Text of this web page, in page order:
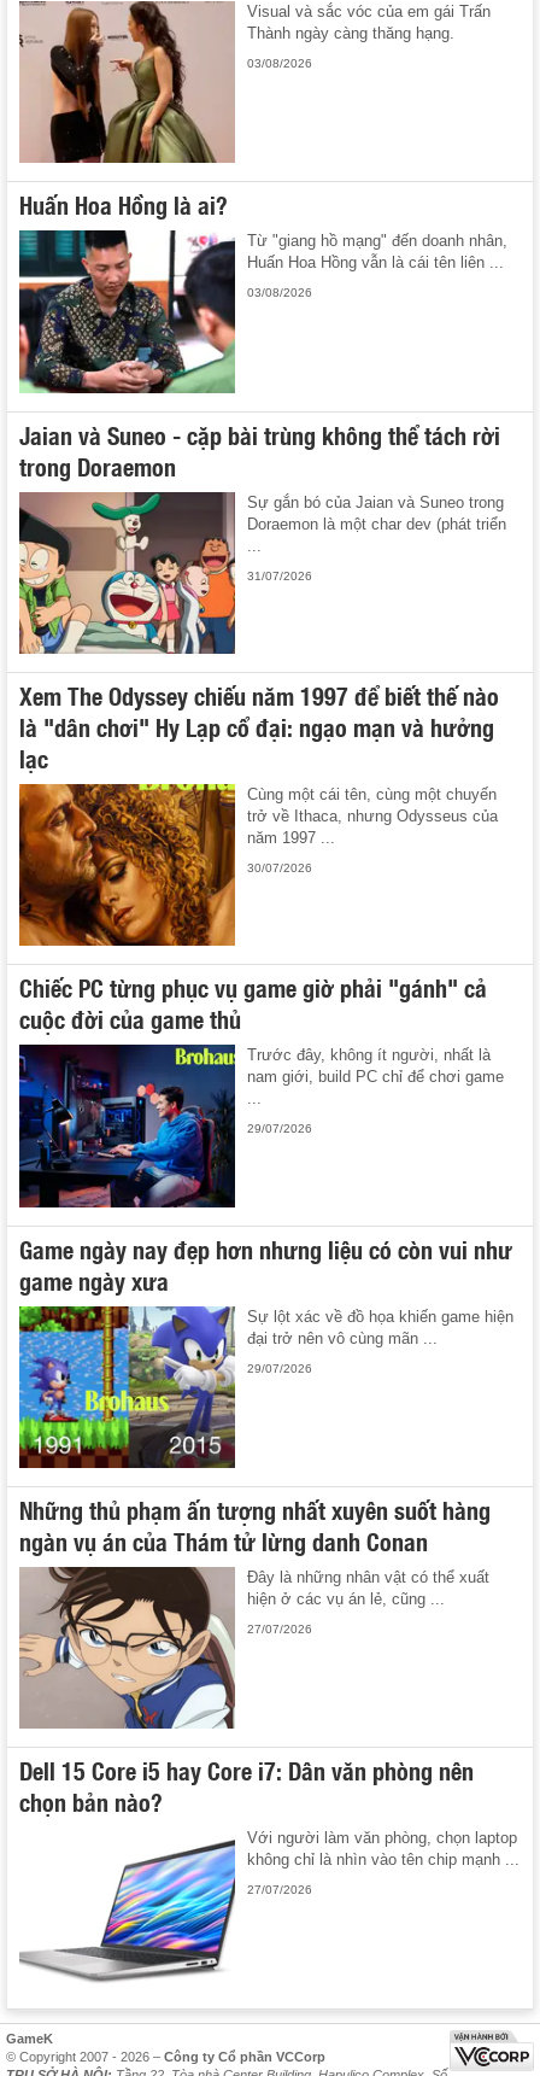
Visual và sắc vóc của em gái Trấn
Thành ngày càng thăng hạng.
03/08/2026
Huấn Hoa Hồng là ai?
Từ "giang hồ mạng" đến doanh nhân,
Huấn Hoa Hồng vẫn là cái tên liên ...
03/08/2026
Jaian và Suneo - cặp bài trùng không thể tách rời
trong Doraemon
Sự gắn bó của Jaian và Suneo trong
Doraemon là một char dev (phát triển
31/07/2026
Xem The Odyssey chiếu năm 1997 để biết thế nào
là "dân chơi" Hy Lạp cổ đại: ngạo mạn và hưởng
lạc
Cùng một cái tên, cùng một chuyến
trở về Ithaca, nhưng Odysseus của
năm 1997 ...
30/07/2026
Chiếc PC từng phục vụ game giờ phải "gánh" cả
cuộc đời của game thủ
Trước đây, không ít người, nhất là
nam giới, build PC chỉ để chơi game
...
29/07/2026
Game ngày nay đẹp hơn nhưng liệu có còn vui như
game ngày xưa
Sự lột xác về đồ họa khiến game hiện
đại trở nên vô cùng mãn ...
29/07/2026
Những thủ phạm ấn tượng nhất xuyên suốt hàng
ngàn vụ án của Thám tử lừng danh Conan
Đây là những nhân vật có thể xuất
hiện ở các vụ án lẻ, cũng ...
27/07/2026
Dell 15 Core i5 hay Core i7: Dân văn phòng nên
chọn bản nào?
Với người làm văn phòng, chọn laptop
không chỉ là nhìn vào tên chip mạnh ...
27/07/2026
GameK
© Copyright 2007 - 2026 – Công ty Cổ phần VCCorp